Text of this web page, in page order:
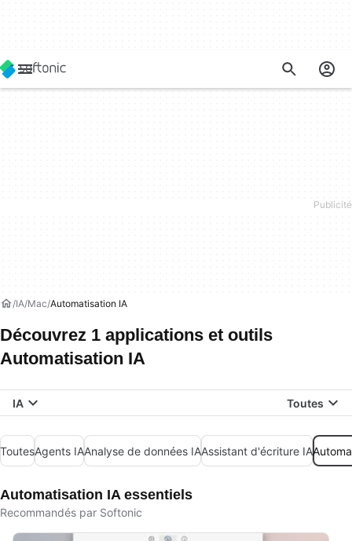
IA Mac Automatisation IA
Découvrez 1 applications et outils
Automatisation IA
IA Toutes
ToutesAgents IAAnalyse de données IAAssistant d'écriture IA
Automatisation IA essentiels
Recommandés par Softonic